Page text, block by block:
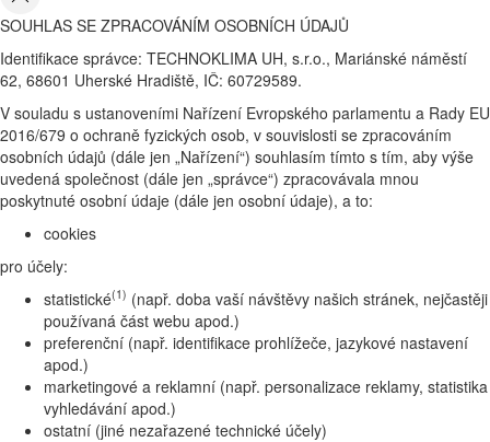
SOUHLAS SE ZPRACOVÁNÍM OSOBNÍCH ÚDAJŮ
Identifikace správce: TECHNOKLIMA UH, s.r.o., Mariánské náměstí
62, 68601 Uherské Hradiště, IČ: 60729589.
V souladu s ustanoveními Nařízení Evropského parlamentu a Rady EU
2016/679 o ochraně fyzických osob, v souvislosti se zpracováním
osobních údajů (dále jen „Nařízení“) souhlasím tímto s tím, aby výše
uvedená společnost (dále jen „správce“) zpracovávala mnou
poskytnuté osobní údaje (dále jen osobní údaje), a to:
cookies
pro účely:
statistické(1) (např. doba vaší návštěvy našich stránek, nejčastěji
používaná část webu apod.)
preferenční (např. identifikace prohlížeče, jazykové nastavení
apod.)
marketingové a reklamní (např. personalizace reklamy, statistika
vyhledávání apod.)
ostatní (jiné nezařazené technické účely)